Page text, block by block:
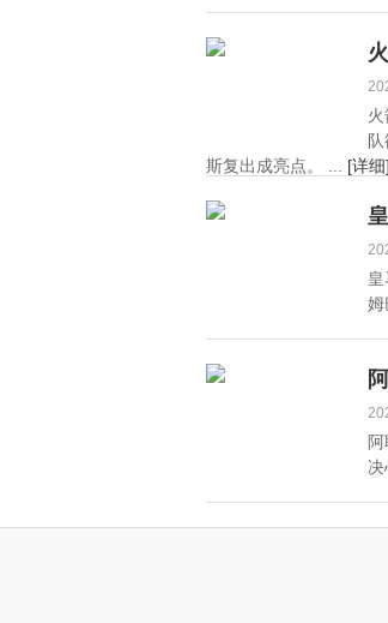
斯复出成亮点。 ... [详细]
姆
决